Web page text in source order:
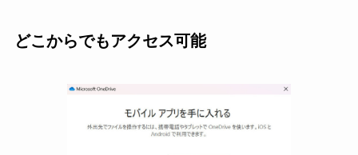
どこからでもアクセス可能